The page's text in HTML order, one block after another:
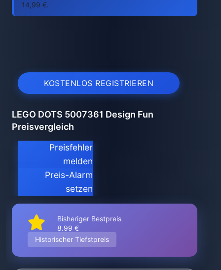
14,99 €.
KOSTENLOS REGISTRIEREN
LEGO DOTS 5007361 Design Fun
Preisvergleich
Preisfehler
melden
Preis-Alarm
setzen
Bisheriger Bestpreis
8.99 €
Historischer Tiefstpreis